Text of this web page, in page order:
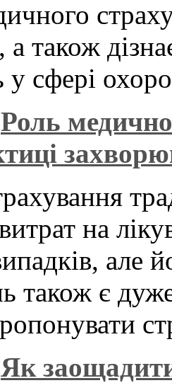
також
сфері
Роль
на
але
також є
Як